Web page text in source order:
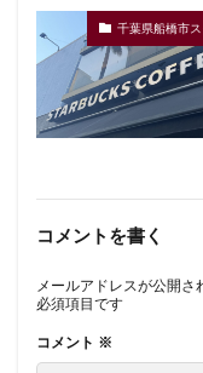
千葉県船橋市
コメントを書く
メールアドレスが公開さ
必須項目です
コメント ※